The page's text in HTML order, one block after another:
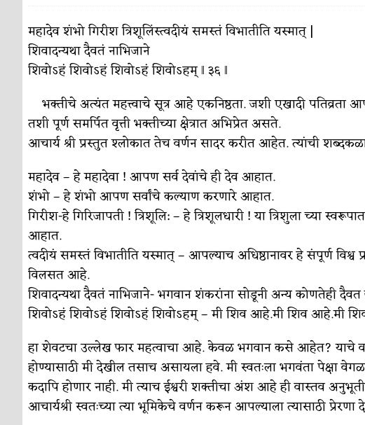
पाटलाची विहीर कविता-गझल-चारोळी-वात्रटिका
शपथ कविता-गझल-चारोळी-वात्रटिका
पुस्तके बदलायची आहेत तुम्हाला!
किती घोषणांचा पाऊस होता कविता-गझल-चारोळी-वात्रटिका
कसं हुईन तं हू माय… परिचय आणि परिक्षणे
कविता-गझल-चारोळी-वात्रटिका
चमकदार चांदी अर्थ-वाणिज्य
आदिवासींचा डॉक्टर, समाजसेवेचा ध्यास : डॉ. राहुल जोशी
डेंग्यू: ताप उतरला म्हणजे धोका टळला असे नाही! आरोग्य
४ जुलै – इतिहासात घडलेल्या महत्त्वाच्या घटना दिनविशेष
सुवर्ण – झळाळी अर्थ-वाणिज्य
‘अर्थ’पूर्ण हास्य अर्थ-वाणिज्य
अष्टपैलू : खंडू रांगणेकर क्रिकेट
अपूर्ण कथा कथा
महादेव शंभो गिरीश त्रिशूलिंस्त्वदीयं समस्तं विभातीति यस्मात् |
शिवादन्यथा दैवतं नाभिजाने
शिवोऽहं शिवोऽहं शिवोऽहं शिवोऽहम् ‖ ३६ ‖
भक्तीचे अत्यंत महत्त्वाचे सूत्र आहे एकनिष्ठता. जशी एखादी पतिव्रता
तशी पूर्ण समर्पित वृत्ती भक्तीच्या क्षेत्रात अभिप्रेत असते.
आचार्य श्री प्रस्तुत श्लोकात तेच वर्णन सादर करीत आहेत. त्यांची
महादेव – हे महादेवा ! आपण सर्व देवांचे ही देव आहात.
शंभो – हे शंभो आपण सर्वांचे कल्याण करणारे आहात.
गिरीश-हे गिरिजापती ! त्रिशूलि: – हे त्रिशूलधारी ! या त्रिशुला च्या
आहात.
त्वदीयं समस्तं विभातीति यस्मात् – आपल्याच अधिष्ठानावर हे संपूर्ण
विलसत आहे.
शिवादन्यथा दैवतं नाभिजाने- भगवान शंकरांना सोडूनी अन्य कोणतेही दैवत
शिवोऽहं शिवोऽहं शिवोऽहं शिवोऽहम् – मी शिव आहे.मी शिव आहे.मी
हा शेवटचा उल्लेख फार महत्वाचा आहे. केवळ भगवान कसे आहेत? याचे
होण्यासाठी मी देखील तसाच असायला हवे. मी स्वतःला भगवंता पेक्षा
कदापि होणार नाही. मी त्याच ईश्वरी शक्तीचा अंश आहे ही वास्तव
आचार्यश्री स्वतःच्या त्या भूमिकेचे वर्णन करून आपल्याला त्यासाठी